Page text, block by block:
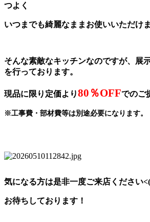
つよく
いつまでも綺麗なままお使いいただけ
そんな素敵なキッチンなのですが、展
を行っております。
現品に限り定価より80％OFFでのご
※工事費・部材費等は別途必要になります。
気になる方は是非一度ご来店ください
お待ちしております！